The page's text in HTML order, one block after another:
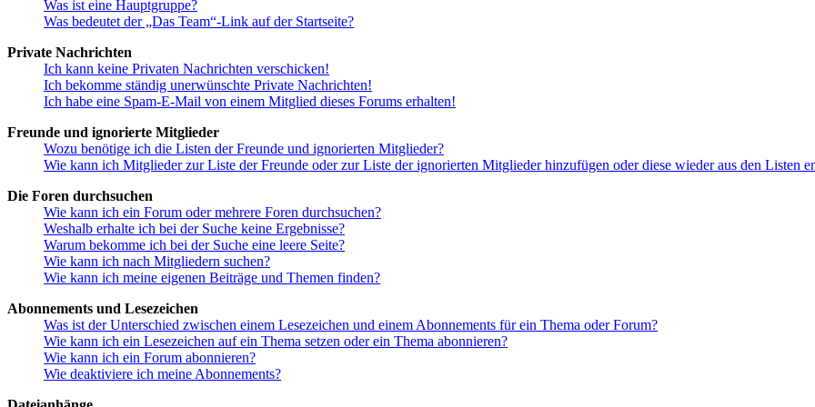
Was ist eine Hauptgruppe?
Was bedeutet der „Das Team“-Link auf der Startseite?
Private Nachrichten
Ich kann keine Privaten Nachrichten verschicken!
Ich bekomme ständig unerwünschte Private Nachrichten!
Ich habe eine Spam-E-Mail von einem Mitglied dieses Forums erhalten!
Freunde und ignorierte Mitglieder
Wozu benötige ich die Listen der Freunde und ignorierten Mitglieder?
Wie kann ich Mitglieder zur Liste der Freunde oder zur Liste der ignorierten Mitglieder hinzufügen oder diese wieder aus den Listen
Die Foren durchsuchen
Wie kann ich ein Forum oder mehrere Foren durchsuchen?
Weshalb erhalte ich bei der Suche keine Ergebnisse?
Warum bekomme ich bei der Suche eine leere Seite?
Wie kann ich nach Mitgliedern suchen?
Wie kann ich meine eigenen Beiträge und Themen finden?
Abonnements und Lesezeichen
Was ist der Unterschied zwischen einem Lesezeichen und einem Abonnements für ein Thema oder Forum?
Wie kann ich ein Lesezeichen auf ein Thema setzen oder ein Thema abonnieren?
Wie kann ich ein Forum abonnieren?
Wie deaktiviere ich meine Abonnements?